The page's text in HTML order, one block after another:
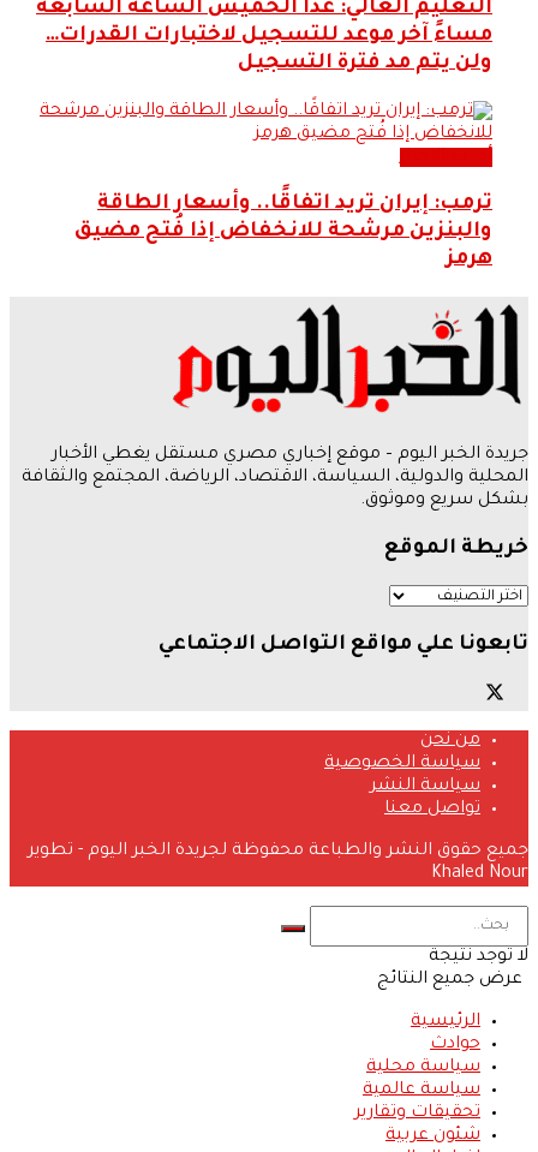
التعليم العالي: غدًا الخميس الساعة السابعة
مساءً آخر موعد للتسجيل لاختبارات القدرات…
ولن يتم مد فترة التسجيل
ترمب: إيران تريد اتفاقًا.. وأسعار الطاقة
والبنزين مرشحة للانخفاض إذا فُتح مضيق
هرمز
جريدة الخبر اليوم – موقع إخباري مصري مستقل يغطي الأخبار
المحلية والدولية، السياسة، الاقتصاد، الرياضة، المجتمع والثقافة
بشكل سريع وموثوق.
خريطة الموقع
تابعونا علي مواقع التواصل الاجتماعي
من نحن
سياسة الخصوصية
سياسة النشر
تواصل معنا
جميع حقوق النشر والطباعة محفوظة لجريدة الخبر اليوم - تطوير
Khaled Nour
لا توجد نتيجة
عرض جميع النتائج
الرئيسية
حوادث
سياسة محلية
سياسة عالمية
تحقيقات وتقارير
شئون عربية